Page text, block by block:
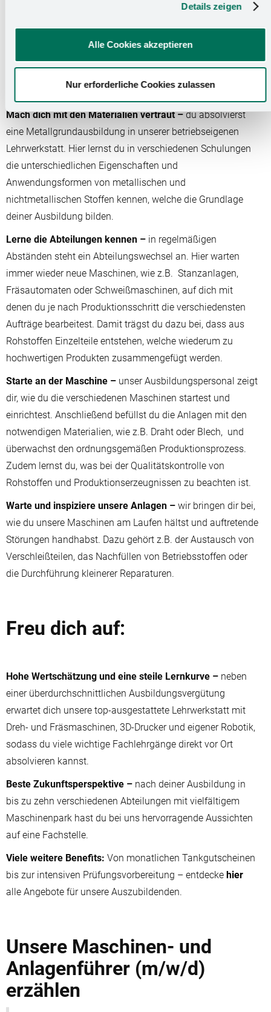
Details zeigen
Alle Cookies akzeptieren
Nur erforderliche Cookies zulassen
Dein Weg zum Maschinen-
und Anlagenführer (m/w/d):
Mach dich mit den Materialien vertraut –du absolvierst
eine Metallgrundausbildung in unserer betriebseigenen
Lehrwerkstatt. Hier lernst du in verschiedenen Schulungen
die unterschiedlichen Eigenschaften und
Anwendungsformen von metallischen und
nichtmetallischen Stoffen kennen, welche die Grundlage
deiner Ausbildung bilden.
Lerne die Abteilungen kennen – in regelmäßigen
Abständen steht ein Abteilungswechsel an. Hier warten
immer wieder neue Maschinen, wie z.B. Stanzanlagen,
Fräsautomaten oder Schweißmaschinen, auf dich mit
denen du je nach Produktionsschritt die verschiedensten
Aufträge bearbeitest. Damit trägst du dazu bei, dass aus
Rohstoffen Einzelteile entstehen, welche wiederum zu
hochwertigen Produkten zusammengefügt werden.
Starte an der Maschine – unser Ausbildungspersonal zeigt
dir, wie du die verschiedenen Maschinen startest und
einrichtest. Anschließend befüllst du die Anlagen mit den
notwendigen Materialien, wie z.B. Draht oder Blech, und
überwachst den ordnungsgemäßen Produktionsprozess.
Zudem lernst du, was bei der Qualitätskontrolle von
Rohstoffen und Produktionserzeugnissen zu beachten ist.
Warte und inspiziere unsere Anlagen – wir bringen dir bei,
wie du unsere Maschinen am Laufen hältst und auftretende
Störungen handhabst. Dazu gehört z.B. der Austausch von
Verschleißteilen, das Nachfüllen von Betriebsstoffen oder
die Durchführung kleinerer Reparaturen.
Freu dich auf:
Hohe Wertschätzung und eine steile Lernkurve – neben
einer überdurchschnittlichen Ausbildungsvergütung
erwartet dich unsere top-ausgestattete Lehrwerkstatt mit
Dreh- und Fräsmaschinen, 3D-Drucker und eigener Robotik,
sodass du viele wichtige Fachlehrgänge direkt vor Ort
absolvieren kannst.
Beste Zukunftsperspektive – nach deiner Ausbildung in
bis zu zehn verschiedenen Abteilungen mit vielfältigem
Maschinenpark hast du bei uns hervorragende Aussichten
auf eine Fachstelle.
Viele weitere Benefits: Von monatlichen Tankgutscheinen
bis zur intensiven Prüfungsvorbereitung – entdecke hier
alle Angebote für unsere Auszubildenden.
Unsere Maschinen- und
Anlagenführer (m/w/d)
erzählen